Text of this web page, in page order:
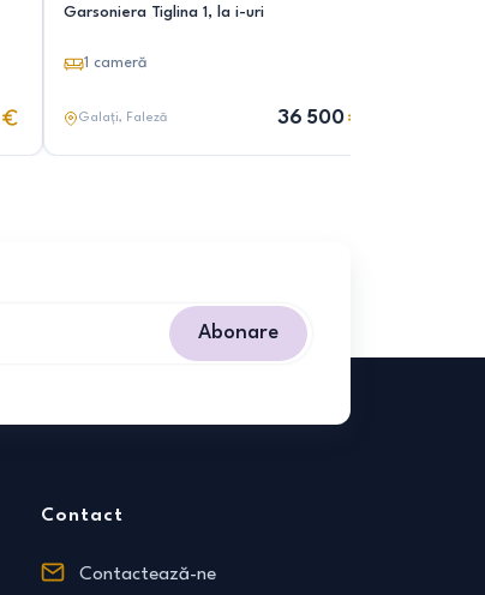
Garsoniera Tiglina 1, la i-uri
1 cameră
Galați, Faleză 36 500
Abonare
Contact
Contactează-ne